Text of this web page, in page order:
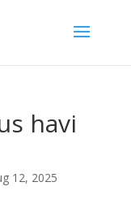
havi
12, 2025